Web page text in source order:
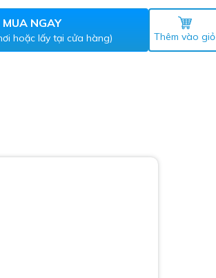
Máy nước nóng gián tiếp
MUA NGAY
hoặc lấy tại cửa hàng) Thêm vào giỏ